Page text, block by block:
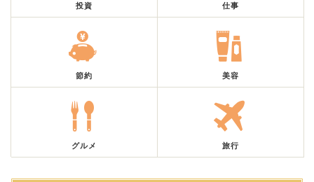
投資 仕事
節約 美容
グルメ 旅行